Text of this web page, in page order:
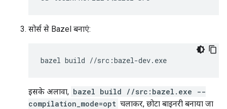
सोर्स से Bazel बनाएं:
इसके अलावा, bazel build //src:bazel.exe --
compilation_mode=opt चलाकर, छोटा बाइनरी बनाया जा